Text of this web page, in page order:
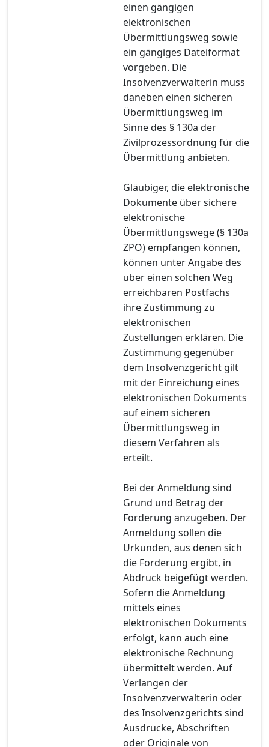
einen gängigen
elektronischen
Übermittlungsweg sowie
ein gängiges Dateiformat
vorgeben. Die
Insolvenzverwalterin muss
daneben einen sicheren
Übermittlungsweg im
Sinne des § 130a der
Zivilprozessordnung für die
Übermittlung anbieten.
Gläubiger, die elektronische
Dokumente über sichere
elektronische
Übermittlungswege (§ 130a
ZPO) empfangen können,
können unter Angabe des
über einen solchen Weg
erreichbaren Postfachs
ihre Zustimmung zu
elektronischen
Zustellungen erklären. Die
Zustimmung gegenüber
dem Insolvenzgericht gilt
mit der Einreichung eines
elektronischen Dokuments
auf einem sicheren
Übermittlungsweg in
diesem Verfahren als
erteilt.
Bei der Anmeldung sind
Grund und Betrag der
Forderung anzugeben. Der
Anmeldung sollen die
Urkunden, aus denen sich
die Forderung ergibt, in
Abdruck beigefügt werden.
Sofern die Anmeldung
mittels eines
elektronischen Dokuments
erfolgt, kann auch eine
elektronische Rechnung
übermittelt werden. Auf
Verlangen der
Insolvenzverwalterin oder
des Insolvenzgerichts sind
Ausdrucke, Abschriften
oder Originale von